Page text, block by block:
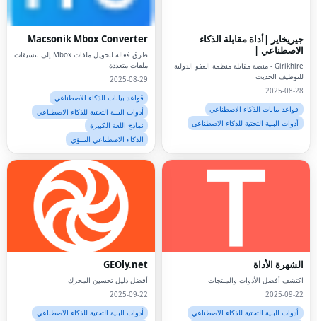
جيريخاير |أداة مقابلة الذكاء
الاصطناعي |
Girikhire - منصة مقابلة منظمة العفو الدولية
للتوظيف الحديث
2025-08-28
قواعد بيانات الذكاء الاصطناعي
أدوات البنية التحتية للذكاء الاصطناعي
Macsonik Mbox Converter
طرق فعالة لتحويل ملفات Mbox إلى تنسيقات
ملفات متعددة
2025-08-29
قواعد بيانات الذكاء الاصطناعي
أدوات البنية التحتية للذكاء الاصطناعي
نماذج اللغة الكبيرة
الذكاء الاصطناعي التنبؤي
الشهرة الأداة
اكتشف أفضل الأدوات والمنتجات
2025-09-22
أدوات البنية التحتية للذكاء الاصطناعي
GEOly.net
أفضل دليل تحسين المحرك
2025-09-22
أدوات البنية التحتية للذكاء الاصطناعي